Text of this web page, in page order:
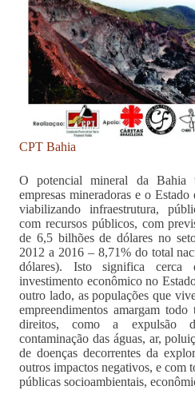
CPT Bahia
O potencial mineral da Bahia
empresas mineradoras e o
viabilizando infraestrutura,
com recursos públicos, com
de 6,5 bilhões de dólares no
2012 a 2016 – 8,71% do total
dólares). Isto significa
investimento econômico no
outro lado, as populações que
empreendimentos amargam
direitos, como a expulsão
contaminação das águas, ar,
de doenças decorrentes da
outros impactos negativos, e com
públicas socioambientais,